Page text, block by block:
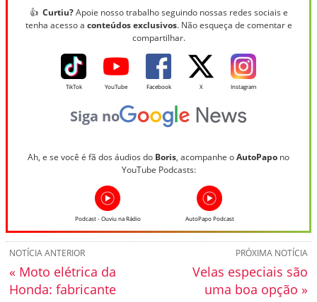
👍 Curtiu?Apoie nosso trabalho seguindo nossas redes sociais e
tenha acesso a conteúdos exclusivos. Não esqueça de comentar e
compartilhar.
TikTok YouTube Facebook X Instagram
Siga no
Ah, e se você é fã dos áudios do Boris, acompanhe oAutoPapo no
YouTube Podcasts:
Podcast - Ouviu na Rádio AutoPapo Podcast
PRÓXIMA NOTÍCIA
Velas especiais são
uma boa opção »
NOTÍCIA ANTERIOR
« Moto elétrica da
Honda: fabricante